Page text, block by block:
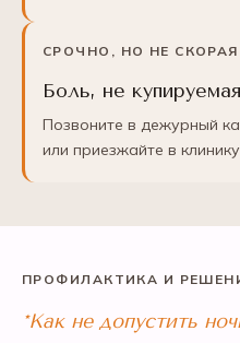
СРОЧНО, НО НЕ СКОРАЯ
Боль, не
Позвоните в дежурный
или приезжайте в
ПРОФИЛАКТИКА И
*Как не допустить